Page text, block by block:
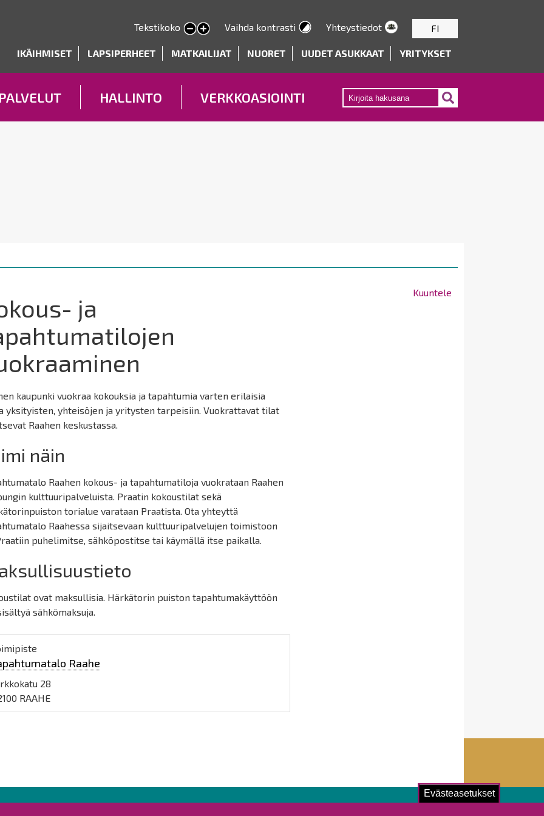
Evästeasetukset
pääsisältöön
Tekstikoko
Pienennä tekstin kokoa
Suurenna tekstin kokoa Vaihda kontrasti Yhteystiedot FI
IKÄIHMISET LAPSIPERHEET MATKAILIJAT NUORET UUDET ASUKKAAT YRITYKSET
PALVELUT HALLINTO VERKKOASIOINTI
Kuuntele
ja
kaupunki vuokraa kokouksia ja tapahtumia varten erilaisia
yksityisten, yhteisöjen ja yritysten tarpeisiin. Vuokrattavat tilat
Raahen keskustassa.
näin
Raahen kokous- ja tapahtumatiloja vuokrataan Raahen
kulttuuripalveluista. Praatin kokoustilat sekä
torialue varataan Praatista. Ota yhteyttä
Raahessa sijaitsevaan kulttuuripalvelujen toimistoon
puhelimitse, sähköpostitse tai käymällä itse paikalla.
ovat maksullisia. Härkätorin puiston tapahtumakäyttöön
sähkömaksuja.
Raahe
28
RAAHE